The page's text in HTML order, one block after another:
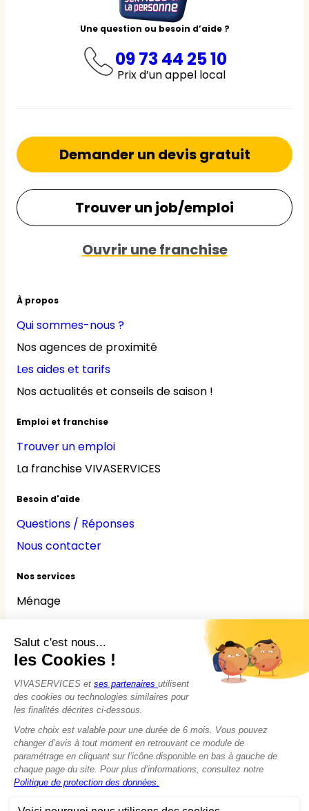
Une question ou besoin d’aide ?
09 73 44 25 10
Prix d’un appel local
À propos
Qui sommes-nous ?
Nos agences de proximité
Les aides et tarifs
Nos actualités et conseils de saison !
Emploi et franchise
Trouver un emploi
La franchise VIVASERVICES
Besoin d'aide
Questions / Réponses
Nous contacter
Nos services
Ménage
Jardinage
Bricolage
Nounou
Seniors
Handicaps
Demander un devis gratuit
Trouver un job/emploi
Ouvrir une franchise
© 2015 - 2026VIVASERVICES
Modifier vos préférences en matière de cookies